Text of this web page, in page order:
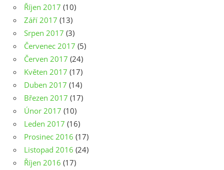
Říjen 2017 (10)
Září 2017 (13)
Srpen 2017 (3)
Červenec 2017 (5)
Červen 2017 (24)
Květen 2017 (17)
Duben 2017 (14)
Březen 2017 (17)
Únor 2017 (10)
Leden 2017 (16)
Prosinec 2016 (17)
Listopad 2016 (24)
Říjen 2016 (17)